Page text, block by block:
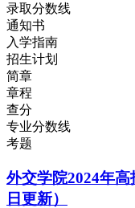
录取分数线
通知书
入学指南
招生计划
简章
章程
查分
专业分数线
考题
外交学院2024年
日更新）